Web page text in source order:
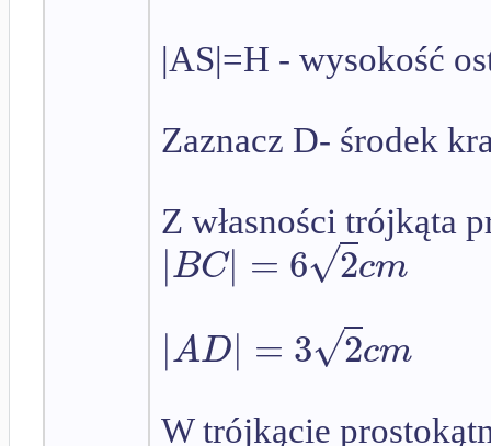
|AS|=H - wysokość
Zaznacz D- środek
Z własności trójkąta
|BC| = 6 2
√ cm
|AD| = 3 2
√ cm
W trójkącie